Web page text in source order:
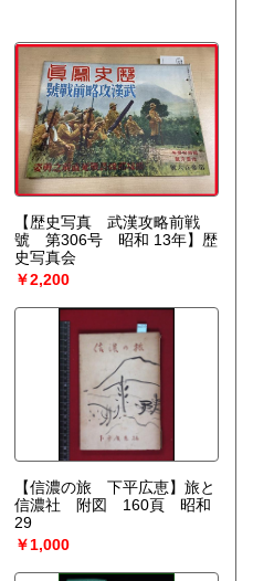
【歴史写真 武漢攻略前戦
號 第306号 昭和 13年】歴
史写真会
￥2,200
【信濃の旅 下平広恵】旅と
信濃社 附図 160頁 昭和
29
￥1,000